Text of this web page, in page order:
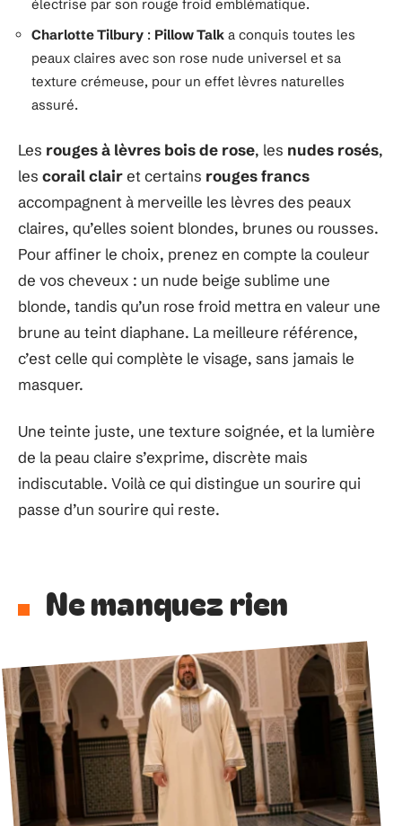
électrise par son rouge froid emblématique.
Charlotte Tilbury : Pillow Talk a conquis toutes les
peaux claires avec son rose nude universel et sa
texture crémeuse, pour un effet lèvres naturelles
assuré.
Les rouges à lèvres bois de rose, les nudes rosés,
les corail clairet certains rouges francs
accompagnent à merveille les lèvres des peaux
claires, qu’elles soient blondes, brunes ou rousses.
Pour affiner le choix, prenez en compte la couleur
de vos cheveux : un nude beige sublime une
blonde, tandis qu’un rose froid mettra en valeur une
brune au teint diaphane. La meilleure référence,
c’est celle qui complète le visage, sans jamais le
masquer.
Une teinte juste, une texture soignée, et la lumière
de la peau claire s’exprime, discrète mais
indiscutable. Voilà ce qui distingue un sourire qui
passe d’un sourire qui reste.
Ne manquez rien